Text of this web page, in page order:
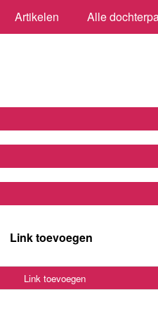
Artikelen Alle
Link toevoegen
Link toevoegen